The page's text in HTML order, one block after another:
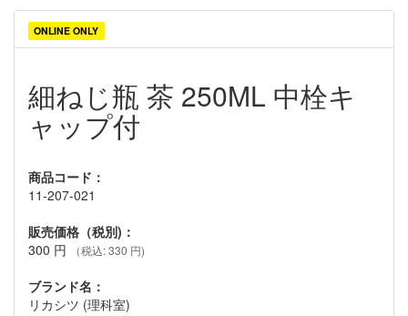
ONLINE ONLY
細ねじ瓶 茶 250ML 中栓キ
ャップ付
商品コード：
11-207-021
販売価格（税別)：
300 円 （税込: 330 円)
ブランド名：
リカシツ (理科室)